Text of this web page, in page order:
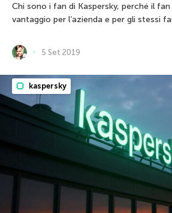
Chi sono i fan di Kaspersky, perché il
vantaggio per l’azienda e per gli stessi
5 Set 2019
kaspersky